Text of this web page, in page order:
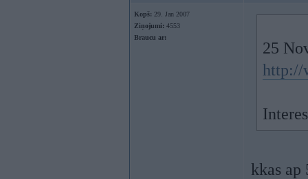
Kopš: 29. Jan 2007
Ziņojumi: 4553
Braucu ar:
25
http://
kkas ap